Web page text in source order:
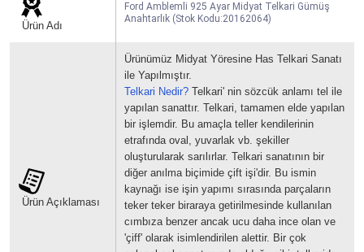
Ürün Adı
Ford Amblemli 925 Ayar Midyat Telkari Gümüş
Anahtarlık (Stok Kodu:20162064)
Ürün Açıklaması
Ürünümüz Midyat Yöresine Has Telkari Sanatı
ile Yapılmıştır.
Telkari Nedir? Telkari' nin sözcük anlamı tel ile
yapılan sanattır. Telkari, tamamen elde yapılan
bir işlemdir. Bu amaçla teller kendilerinin
etrafında oval, yuvarlak vb. şekiller
oluşturularak sarılırlar. Telkari sanatının bir
diğer anılma biçimide çift işi'dir. Bu ismin
kaynağı ise işin yapımı sırasında parçaların
teker teker biraraya getirilmesinde kullanılan
cımbıza benzer ancak ucu daha ince olan ve
'çiff' olarak isimlendirilen alettir. Bir çok